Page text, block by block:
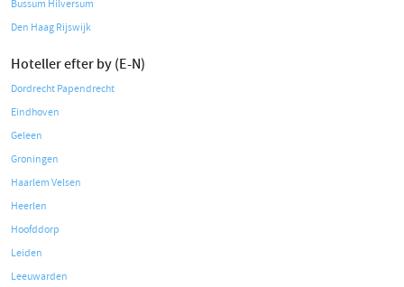
Bussum Hilversum
Den Haag Rijswijk
Hoteller efter by (E-N)
Dordrecht Papendrecht
Eindhoven
Geleen
Groningen
Haarlem Velsen
Heerlen
Hoofddorp
Leiden
Leeuwarden